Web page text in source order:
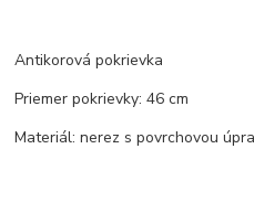
Antikorová pokrievka
Priemer pokrievky: 46 cm
Materiál: nerez s povrchovou